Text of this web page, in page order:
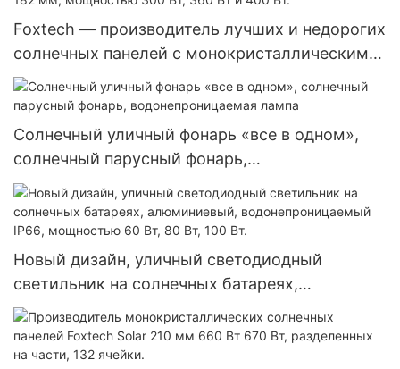
Foxtech — производитель лучших и недорогих
солнечных панелей с монокристаллическими
элементами диаметром 182 мм, мощностью
300 Вт, 360 Вт и 400 Вт.
Солнечный уличный фонарь «все в одном»,
солнечный парусный фонарь,
водонепроницаемая лампа
Новый дизайн, уличный светодиодный
светильник на солнечных батареях,
алюминиевый, водонепроницаемый IP66,
мощностью 60 Вт, 80 Вт, 100 Вт.